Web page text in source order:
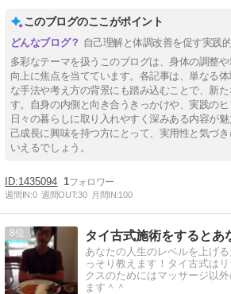
このブログのここがポイント
自己理解と体調改善を促す実践
多彩なテーマを扱うこのブログは、身体の調整
向上に焦点を当てています。各記事は、単なる
な手法や考え方の背景にも踏み込むことで、新
す。自身の内側と向き合うきっかけや、実践のヒ
日々の暮らしに取り入れやすく深みある内容が
己成長に興味を持つ方にとって、実用性と気づ
いえるでしょう。
1435094 1
週間IN:0 週間OUT:30 月間IN:100
8
あなたの人生のレベルを上げ
っそり教えます！タイ古式は
クスのためにはマッサージ以
ます＾＾